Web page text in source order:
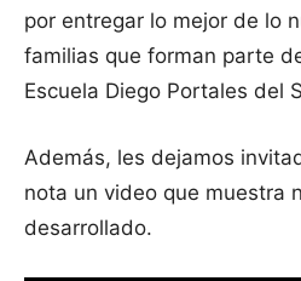
por entregar lo mejor de lo
familias que forman parte
Escuela Diego Portales del
Además, les dejamos
nota un video que muestra
desarrollado.